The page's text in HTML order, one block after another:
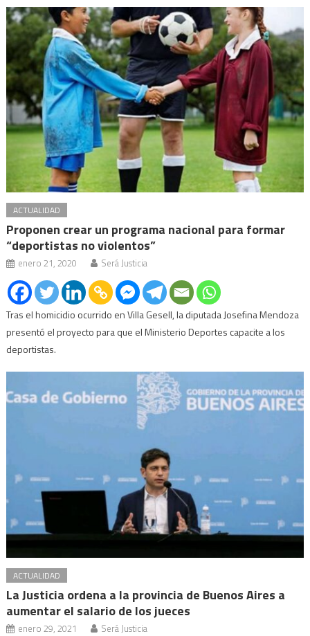
ACTUALIDAD
Proponen crear un programa nacional para formar
“deportistas no violentos”
enero 21, 2020 Será Justicia
Tras el homicidio ocurrido en Villa Gesell, la diputada Josefina Mendoza
presentó el proyecto para que el Ministerio Deportes capacite a los
deportistas.
ACTUALIDAD
La Justicia ordena a la provincia de Buenos Aires a
aumentar el salario de los jueces
enero 29, 2021 Será Justicia